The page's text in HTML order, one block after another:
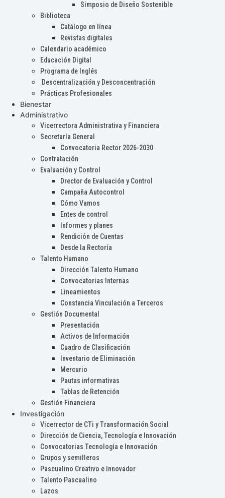
Simposio de Diseño Sostenible
Biblioteca
Catálogo en línea
Revistas digitales
Calendario académico
Educación Digital
Programa de Inglés
Descentralización y Desconcentración
Prácticas Profesionales
Bienestar
Administrativo
Vicerrectora Administrativa y Financiera
Secretaría General
Convocatoria Rector 2026-2030
Contratación
Evaluación y Control
Drector de Evaluación y Control
Campaña Autocontrol
Cómo Vamos
Entes de control
Informes y planes
Rendición de Cuentas
Desde la Rectoría
Talento Humano
Dirección Talento Humano
Convocatorias Internas
Lineamientos
Constancia Vinculación a Terceros
Gestión Documental
Presentación
Activos de Información
Cuadro de Clasificación
Inventario de Eliminación
Mercurio
Pautas informativas
Tablas de Retención
Gestión Financiera
Investigación
Vicerrector de CTi y Transformación Social
Dirección de Ciencia, Tecnología e Innovación
Convocatorias Tecnología e Innovación
Grupos y semilleros
Pascualino Creativo e Innovador
Talento Pascualino
Lazos